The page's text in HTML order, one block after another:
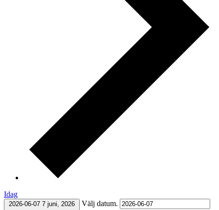
Idag
2026-06-07 7 juni, 2026 Välj datum.